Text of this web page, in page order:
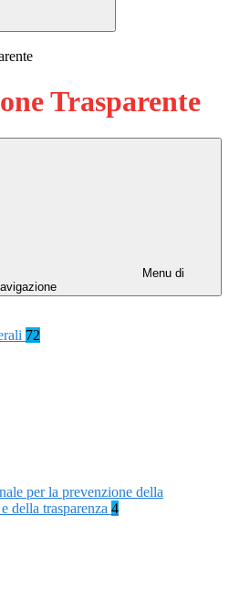
Trasparente
Menu di
72
per la prevenzione della
della trasparenza 4